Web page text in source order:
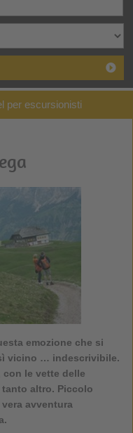
per escursionisti
emozione che si
vicino … indescrivibile.
con le vette delle
altro. Piccolo
avventura